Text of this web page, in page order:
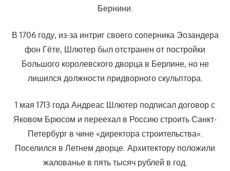
Бернини.
В 1706 году, из-за интриг своего соперника Эозандера
фон Гёте, Шлютер был отстранен от постройки
Большого королевского дворца в Берлине, но не
лишился должности придворного скульптора.
1 мая 1713 года Андреас Шлютер подписал договор с
Яковом Брюсом и переехал в Россию строить Санкт-
Петербург в чине «директора строительства».
Поселился в Летнем дворце. Архитектору положили
жалованье в пять тысяч рублей в год.